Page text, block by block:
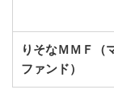
りそなＭＭＦ（
ファンド）